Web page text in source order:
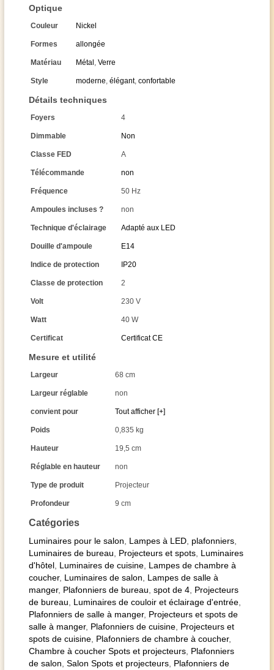
Catégories
Luminaires pour le salon Lampes à LED plafonniers
Luminaires de bureau
Projecteurs et spots Luminaires
d'hôtel Luminaires de cuisine Lampes de chambre à
coucher, Luminaires de salon
Lampes de salle à
manger, Plafonniers de bureau spot de 4 Projecteurs
de bureau
Luminaires de couloir et éclairage d'entrée
Plafonniers de salle à manger, Projecteurs et spots de
salle à manger, Plafonniers de cuisine Projecteurs et
spots de cuisine Plafonniers de chambre à coucher,
Chambre à coucher Spots et projecteurs Plafonniers
de salon Salon Spots et projecteurs Plafonniers de
Optique
Couleur Nickel
Formes allongée
Matériau Métal , Verre
Style moderne, élégant, confortable
Détails techniques
Foyers 4
Dimmable Non
Classe FED A
Télécommande non
Fréquence 50 Hz
Ampoules incluses ? non
Technique d'éclairage Adapté aux LED
Douille d'ampoule E14
Indice de protection IP20
Classe de protection 2
Volt 230 V
Watt 40 W
Certificat Certificat CE
Mesure et utilité
Largeur 68 cm
Largeur réglable non
convient pour Tout afficher [+]
Poids 0,835 kg
Hauteur 19,5 cm
Réglable en hauteur non
Type de produit Projecteur
Profondeur 9 cm